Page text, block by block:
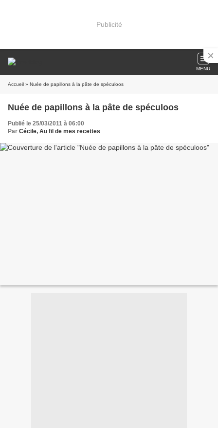
Publicité
MENU
Accueil » Nuée de papillons à la pâte de spéculoos
Nuée de papillons à la pâte de spéculoos
Publié le 25/03/2011 à 06:00
Par Cécile, Au fil de mes recettes